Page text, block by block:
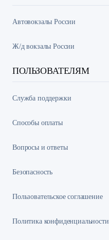
Автовокзалы России
Ж/д вокзалы России
ПОЛЬЗОВАТЕЛЯМ
Служба поддержки
Способы оплаты
Вопросы и ответы
Безопасность
Пользовательское соглашение
Политика конфиденциальности